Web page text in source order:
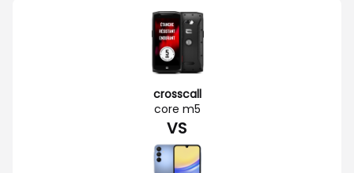
crosscall
core m5
VS